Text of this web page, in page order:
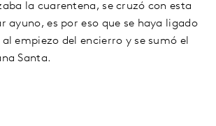
la cuarentena, se cruzó con esta
ayuno, es por eso que se haya ligado
empiezo del encierro y se sumó el
Santa.